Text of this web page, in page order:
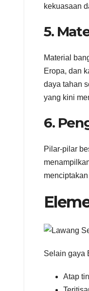
kekuasaan
5.
Material
Eropa, dan
daya tahan
yang kini
6.
Pilar-pilar
Selain gaya
Atap